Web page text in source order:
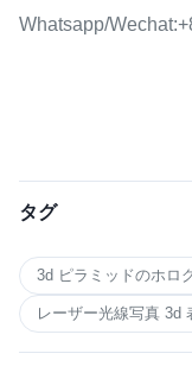
Whatsapp/
タグ
3d ピラミッドのホロ
レーザー光線写真 3d